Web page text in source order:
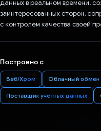
данных в реальном времени,
заинтересованных сторон,
с контролем качества своей
Построено с
Веб/Хром Облачный обмен
Поставщик учетных данных